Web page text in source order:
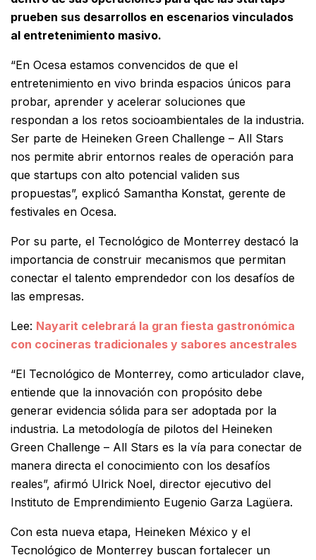
prueben sus desarrollos en escenarios vinculados
al entretenimiento masivo.
“En Ocesa estamos convencidos de que el
entretenimiento en vivo brinda espacios únicos para
probar, aprender y acelerar soluciones que
respondan a los retos socioambientales de la industria.
Ser parte de Heineken Green Challenge – All Stars
nos permite abrir entornos reales de operación para
que startups con alto potencial validen sus
propuestas”, explicó Samantha Konstat, gerente de
festivales en Ocesa.
Por su parte, el Tecnológico de Monterrey destacó la
importancia de construir mecanismos que permitan
conectar el talento emprendedor con los desafíos de
las empresas.
Lee: Nayarit celebrará la gran fiesta gastronómica
con cocineras tradicionales y sabores ancestrales
“El Tecnológico de Monterrey, como articulador clave,
entiende que la innovación con propósito debe
generar evidencia sólida para ser adoptada por la
industria. La metodología de pilotos del Heineken
Green Challenge – All Stars es la vía para conectar de
manera directa el conocimiento con los desafíos
reales”, afirmó Ulrick Noel, director ejecutivo del
Instituto de Emprendimiento Eugenio Garza Lagüera.
Con esta nueva etapa, Heineken México y el
Tecnológico de Monterrey buscan fortalecer un